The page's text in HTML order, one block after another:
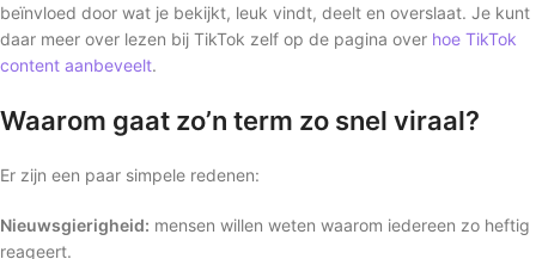
beïnvloed door wat je bekijkt, leuk vindt, deelt en overslaat. Je kunt
daar meer over lezen bij TikTok zelf op de pagina over hoe TikTok
content aanbeveelt.
Waarom gaat zo’n term zo snel viraal?
Er zijn een paar simpele redenen:
Nieuwsgierigheid: mensen willen weten waarom iedereen zo heftig
reageert.